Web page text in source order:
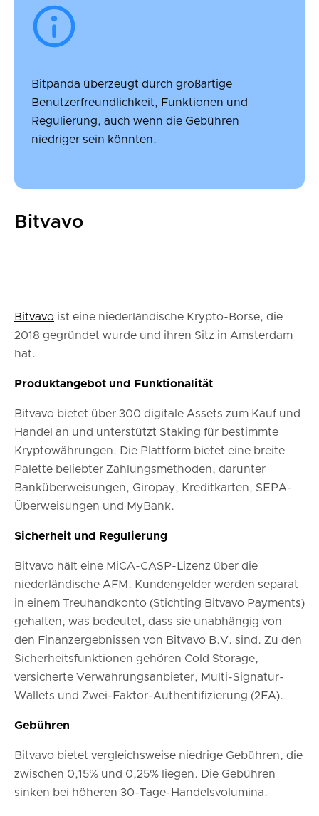
Bitpanda überzeugt durch großartige
Benutzerfreundlichkeit, Funktionen und
Regulierung, auch wenn die Gebühren
niedriger sein könnten.
Bitvavo
Bitvavo ist eine niederländische Krypto-Börse, die
2018 gegründet wurde und ihren Sitz in Amsterdam
hat.
Produktangebot und Funktionalität
Bitvavo bietet über 300 digitale Assets zum Kauf und
Handel an und unterstützt Staking für bestimmte
Kryptowährungen. Die Plattform bietet eine breite
Palette beliebter Zahlungsmethoden, darunter
Banküberweisungen, Giropay, Kreditkarten, SEPA-
Überweisungen und MyBank.
Sicherheit und Regulierung
Bitvavo hält eine MiCA-CASP-Lizenz über die
niederländische AFM. Kundengelder werden separat
in einem Treuhandkonto (Stichting Bitvavo Payments)
gehalten, was bedeutet, dass sie unabhängig von
den Finanzergebnissen von Bitvavo B.V. sind. Zu den
Sicherheitsfunktionen gehören Cold Storage,
versicherte Verwahrungsanbieter, Multi-Signatur-
Wallets und Zwei-Faktor-Authentifizierung (2FA).
Gebühren
Bitvavo bietet vergleichsweise niedrige Gebühren, die
zwischen 0,15% und 0,25% liegen. Die Gebühren
sinken bei höheren 30-Tage-Handelsvolumina.